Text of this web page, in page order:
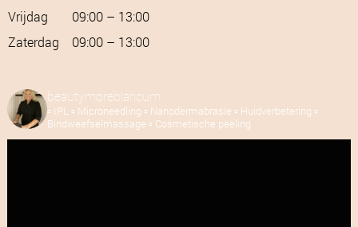
Vrijdag
09:00 – 13:00
Zaterdag
09:00 – 13:00
beautymoreblaricum
▫️ IPL▫️ Microneedling ▫️ Nanodermabrasie ▫️ Huidverbetering ▫️
Bindweefselmassage ▫️ Cosmetische peeling